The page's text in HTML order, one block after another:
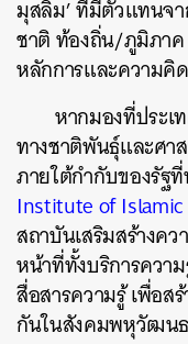
มุสลิม’ ที่มีตัวแทนจ
ชาติ ท้องถิ่น/ภูมิภาค
หลักการและความคิ
หากมองที่ประ
ทางชาติพันธุ์และศา
ภายใต้กำกับของรัฐ
Institute of
สถาบันเสริมสร้างคว
หน้าที่ทั้งบริการควา
สื่อสารความรู้ เพื่อส
กันในสังคมพหุวัฒน
ค้นหา
SHARE